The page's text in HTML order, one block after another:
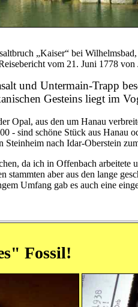
„Kaiser“ bei
vom 21. Juni 1778
und Untermain-Trapp
Gesteins liegt im
Opal, aus den um Hanau
- sind schöne Stück aus
nach Idar-Oberstein
da ich in Offenbach
aber aus den lange
Umfang gab es auch eine
Fossil!